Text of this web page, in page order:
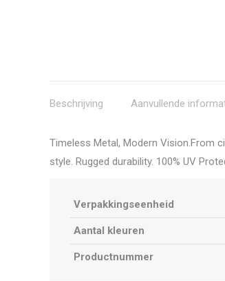
Beschrijving Aanvullende
Timeless Metal, Modern Vision.From
style. Rugged durability. 100% UV
Verpakkingseenheid
Aantal kleuren
Productnummer